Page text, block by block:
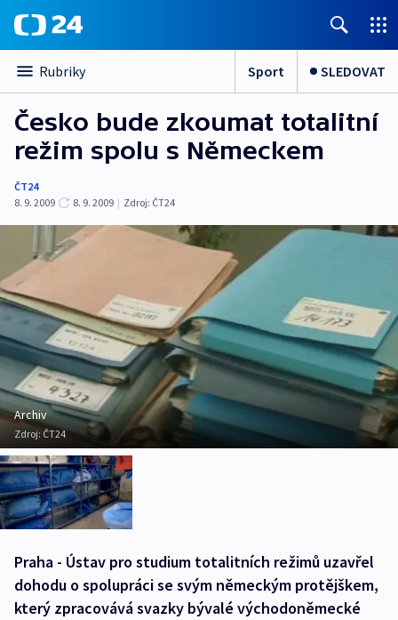
Rubriky Sport SLEDOVAT
Česko bude zkoumat totalitní
režim spolu s Německem
ČT24
8. 9. 2009
8. 9. 2009 | Zdroj: ČT24
Archiv
Zdroj: ČT24
Praha - Ústav pro studium totalitních režimů uzavřel
dohodu o spolupráci se svým německým protějškem,
který zpracovává svazky bývalé východoněmecké